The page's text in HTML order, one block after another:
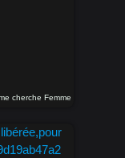
cherche Femme